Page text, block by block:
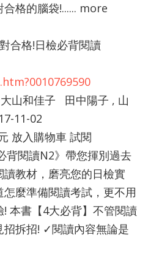
格的腦袋!...... more
合格!日檢必背閱讀
山和佳子 田中陽子 , 山
11-02
放入購物車 試閱
背閱讀N2》帶您揮別過去
教材，磨亮您的日檢實
麼準備閱讀考試，更不用
本書【4大必背】不管閱讀
招拆招! ✓閱讀內容無論是